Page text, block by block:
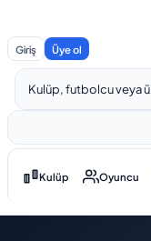
Giriş Üye ol
Kulüp Oyuncu